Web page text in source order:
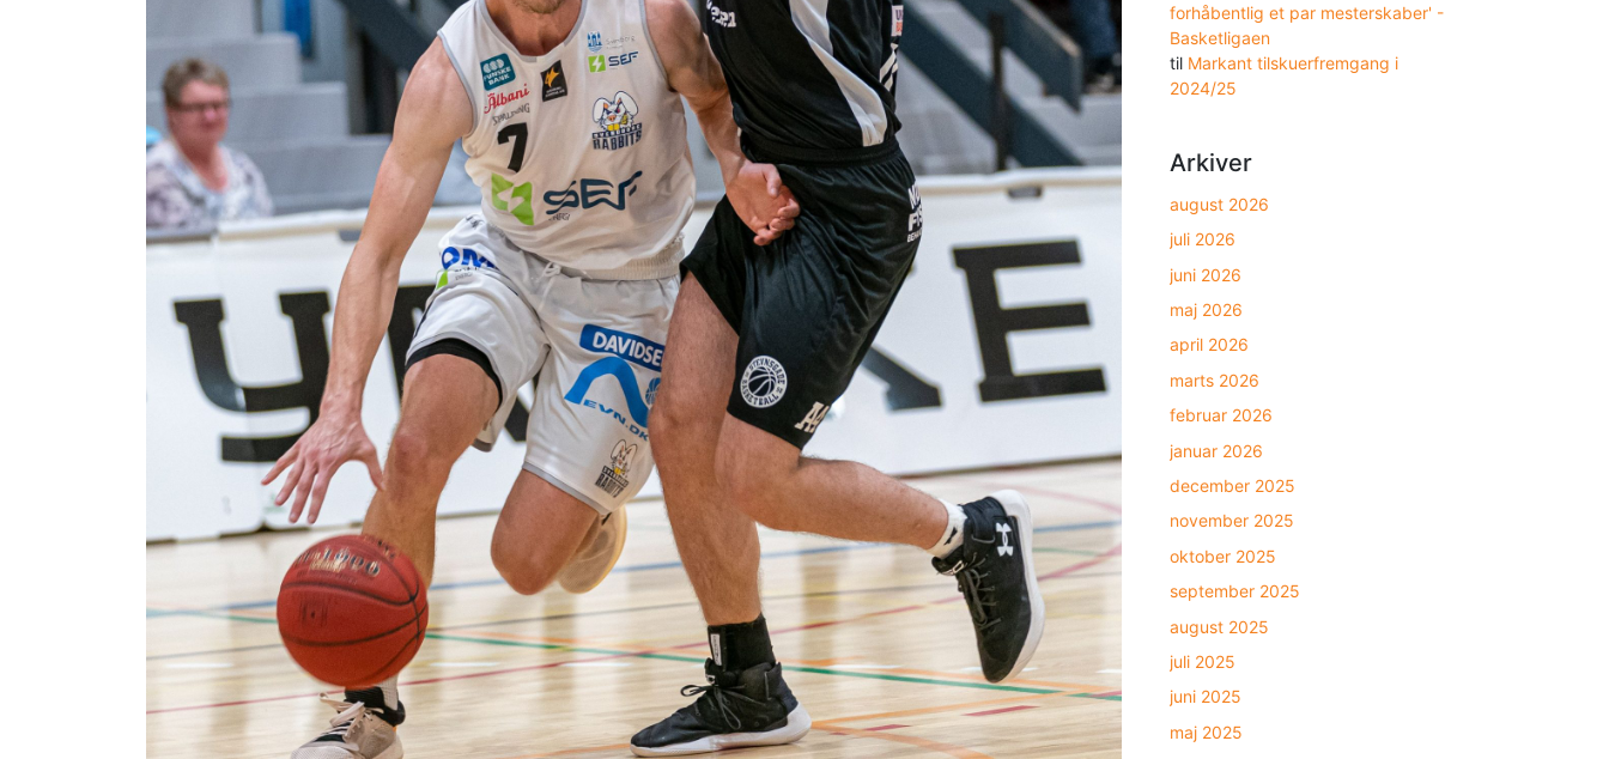
forhåbentlig et par mesterskaber' -
Basketligaen
til Markant tilskuerfremgang i
2024/25
Arkiver
august 2026
juli 2026
juni 2026
maj 2026
april 2026
marts 2026
februar 2026
januar 2026
december 2025
november 2025
oktober 2025
september 2025
august 2025
juli 2025
juni 2025
maj 2025